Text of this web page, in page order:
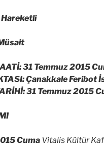
Hareketli
31 Temmuz 2015
Çanakkale Feribot
31 Temmuz 2015
Cuma Vitalis Kültür